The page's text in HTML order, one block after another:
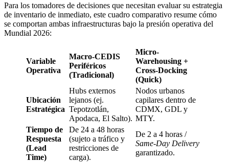
Para los tomadores de decisiones que necesitan evaluar su estrategia
de inventario de inmediato, este cuadro comparativo resume cómo
se comportan ambas infraestructuras bajo la presión operativa del
Mundial 2026:
Variable
Operativa
Macro-CEDIS
Periféricos
(Tradicional)
Micro-
Warehousing +
Cross-Docking
(Quick)
Ubicación
Estratégica
Hubs externos
lejanos (ej.
Tepotzotlán,
Apodaca, El Salto).
Nodos urbanos
capilares dentro de
CDMX, GDL y
MTY.
Tiempo de
Respuesta
(Lead
Time)
De 24 a 48 horas
(sujeto a tráfico y
restricciones de
carga).
De 2 a 4 horas /
Same-Day Delivery
garantizado.